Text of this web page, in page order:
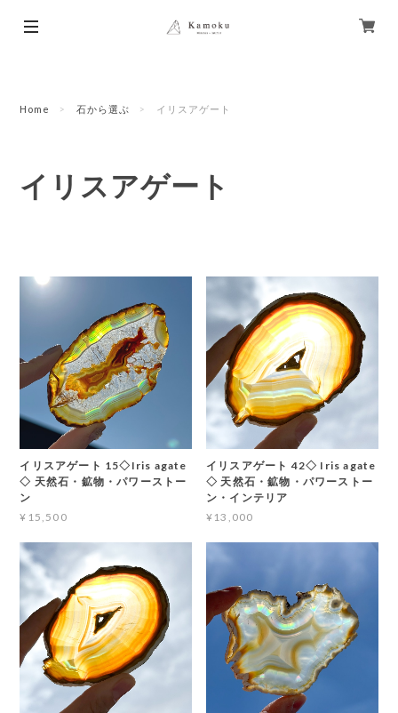
Home 石から選ぶ イリスアゲート
イリスアゲート
イリスアゲート 15◇Iris agate
◇ 天然石・鉱物・パワーストー
ン
¥15,500
イリスアゲート 42◇ Iris agate
◇ 天然石・鉱物・パワーストー
ン・インテリア
¥13,000